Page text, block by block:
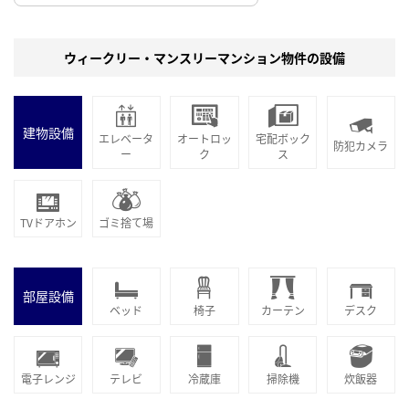
ウィークリー・マンスリーマンション物件の設備
建物設備
エレベータ
ー
オートロッ
ク
宅配ボック
ス
防犯カメラ
TVドアホン ゴミ捨て場
部屋設備
ベッド 椅子 カーテン デスク
電子レンジ テレビ 冷蔵庫 掃除機 炊飯器